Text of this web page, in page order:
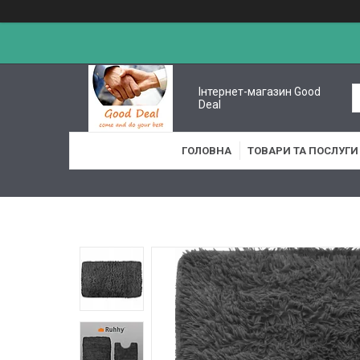
Інтернет-магазин Good
Deal
ГОЛОВНА ТОВАРИ ТА ПОСЛУГИ